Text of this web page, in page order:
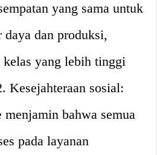
yang sama untuk
daya dan produksi,
kelas yang lebih tinggi
Kesejahteraan sosial:
menjamin bahwa semua
pada layanan